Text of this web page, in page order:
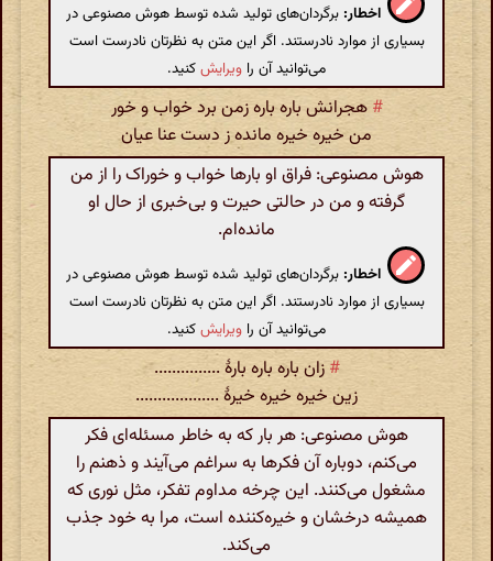
اخطار: برگردان‌های تولید شده توسط هوش مصنوعی در
بسیاری از موارد نادرستند. اگر این متن به نظرتان نادرست است
می‌توانید آن را ویرایشکنید.
# هجرانش باره باره زمن برد خواب و خور
من خیره خیره مانده ز دست عنا عیان
هوش مصنوعی: فراق او بارها خواب و خوراک را از من
گرفته و من در حالتی حیرت و بی‌خبری از حال او
مانده‌ام.
اخطار: برگردان‌های تولید شده توسط هوش مصنوعی در
بسیاری از موارد نادرستند. اگر این متن به نظرتان نادرست است
می‌توانید آن را ویرایشکنید.
# زان باره باره بارهٔ ...............
زین خیره خیره خیرهٔ ...................
هوش مصنوعی: هر بار که به خاطر مسئله‌ای فکر
می‌کنم، دوباره آن فکرها به سراغم می‌آیند و ذهنم را
مشغول می‌کنند. این چرخه مداوم تفکر، مثل نوری که
همیشه درخشان و خیره‌کننده است، مرا به خود جذب
می‌کند.